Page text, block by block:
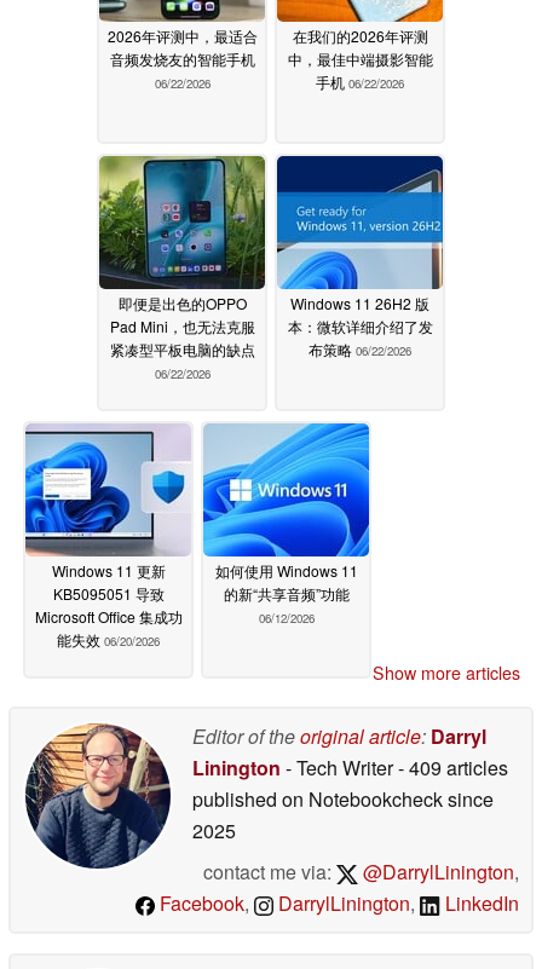
2026年评测中，最适合
音频发烧友的智能手机
06/22/2026
在我们的2026年评测
中，最佳中端摄影智能
手机 06/22/2026
即便是出色的OPPO
Pad Mini，也无法克服
紧凑型平板电脑的缺点
06/22/2026
Windows 11 26H2 版
本：微软详细介绍了发
布策略 06/22/2026
Windows 11 更新
KB5095051 导致
Microsoft Office 集成功
能失效 06/20/2026
如何使用 Windows 11
的新“共享音频”功能
06/12/2026
Show more articles
Editor of theoriginal article: Darryl
Linington - Tech Writer- 409 articles
published on Notebookchecksince
2025
contact me via:
@DarrylLinington,
Facebook, DarrylLinington, LinkedIn